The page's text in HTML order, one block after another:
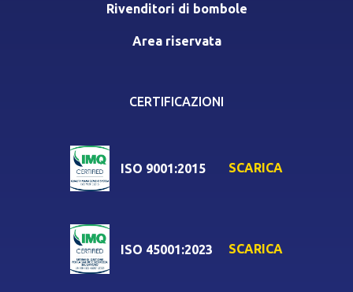
Rivenditori di bombole
Area riservata
CERTIFICAZIONI
ISO 9001:2015 SCARICA
ISO 45001:2023 SCARICA